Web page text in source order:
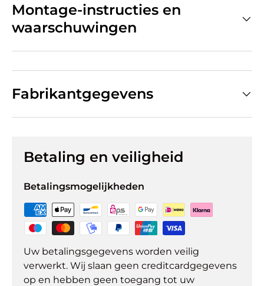
Montage-instructies en
waarschuwingen
Fabrikantgegevens
Betaling en veiligheid
Betalingsmogelijkheden
Uw betalingsgegevens worden veilig
verwerkt. Wij slaan geen creditcardgegevens
op en hebben geen toegang tot uw